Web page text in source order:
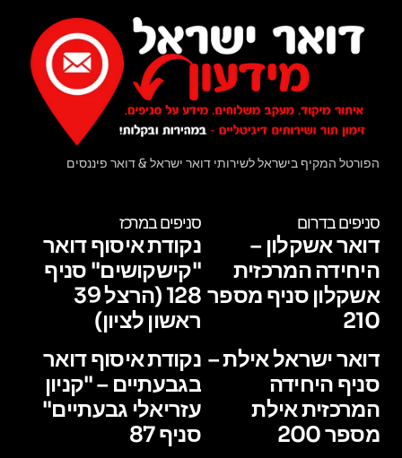
הפורטל המקיף בישראל לשירותי דואר ישראל & דואר פיננסים
סניפים בדרום
דואר אשקלון –
היחידה המרכזית
אשקלון סניף מספר
210
דואר ישראל אילת –
סניף היחידה
המרכזית אילת
מספר 200
סניפים במרכז
נקודת איסוף דואר
"קישקושים" סניף
128 (הרצל 39
ראשון לציון)
נקודת איסוף דואר
בגבעתיים – "קניון
עזריאלי גבעתיים"
סניף 87